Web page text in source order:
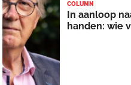
COLUMN
In aanloop
handen: wie